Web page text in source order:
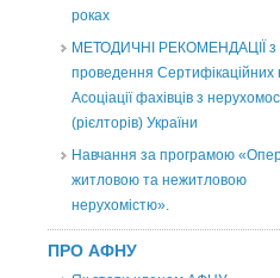
роках
МЕТОДИЧНІ РЕКОМЕНДАЦІЇ з
проведення Сертифікаційних
Асоціації фахівців з
(рієлторів) України
Навчання за програмою
житловою та нежитловою
нерухомістю».
ПРО АФНУ